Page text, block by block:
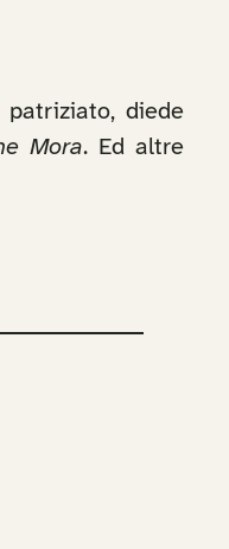
diede
Mora. Ed altre